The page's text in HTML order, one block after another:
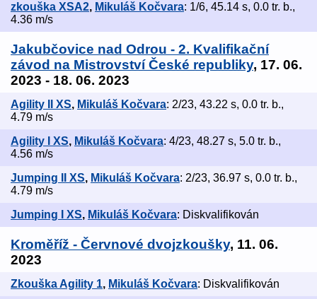
zkouška XSA2, Mikuláš Kočvara: 1/6, 45.14 s, 0.0 tr. b.,
4.36 m/s
Jakubčovice nad Odrou - 2. Kvalifikační
závod na Mistrovství České republiky, 17. 06.
2023 - 18. 06. 2023
Agility II XS, Mikuláš Kočvara: 2/23, 43.22 s, 0.0 tr. b.,
4.79 m/s
Agility I XS, Mikuláš Kočvara: 4/23, 48.27 s, 5.0 tr. b.,
4.56 m/s
Jumping II XS, Mikuláš Kočvara: 2/23, 36.97 s, 0.0 tr. b.,
4.79 m/s
Jumping I XS, Mikuláš Kočvara: Diskvalifikován
Kroměříž - Červnové dvojzkoušky, 11. 06.
2023
Zkouška Agility 1, Mikuláš Kočvara: Diskvalifikován